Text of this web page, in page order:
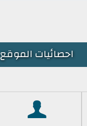
احصائيات الموقع